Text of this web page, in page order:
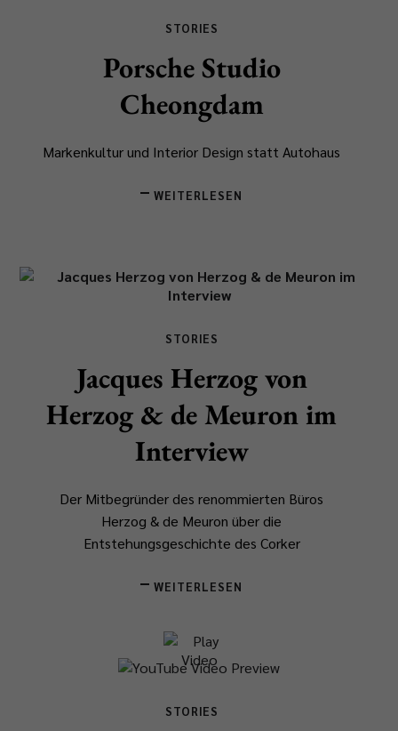
STORIES
Porsche Studio
Cheongdam
Markenkultur und Interior Design statt Autohaus
WEITERLESEN
STORIES
Jacques Herzog von
Herzog & de Meuron im
Interview
Der Mitbegründer des renommierten Büros
Herzog & de Meuron über die
Entstehungsgeschichte des Corker
WEITERLESEN
STORIES